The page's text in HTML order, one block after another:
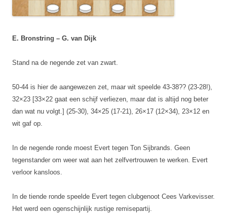
E. Bronstring – G. van Dijk
Stand na de negende zet van zwart.
50-44 is hier de aangewezen zet, maar wit speelde 43-38?? (23-28!),
32×23 [33×22 gaat een schijf verliezen, maar dat is altijd nog beter
dan wat nu volgt.] (25-30), 34×25 (17-21), 26×17 (12×34), 23×12 en
wit gaf op.
In de negende ronde moest Evert tegen Ton Sijbrands. Geen
tegenstander om weer wat aan het zelfvertrouwen te werken. Evert
verloor kansloos.
In de tiende ronde speelde Evert tegen clubgenoot Cees Varkevisser.
Het werd een ogenschijnlijk rustige remisepartij.